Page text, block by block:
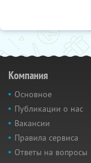
Компания
Основное
Публикации о нас
Вакансии
Правила сервиса
Ответы на вопросы